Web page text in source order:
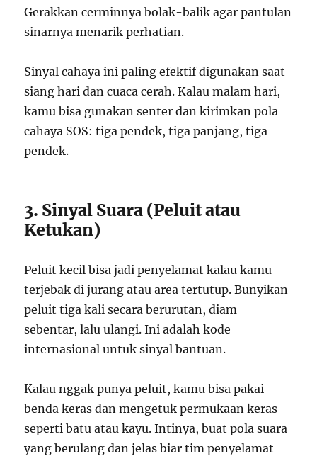
Gerakkan cerminnya bolak-balik agar pantulan
sinarnya menarik perhatian.
Sinyal cahaya ini paling efektif digunakan saat
siang hari dan cuaca cerah. Kalau malam hari,
kamu bisa gunakan senter dan kirimkan pola
cahaya SOS: tiga pendek, tiga panjang, tiga
pendek.
3. Sinyal Suara (Peluit atau
Ketukan)
Peluit kecil bisa jadi penyelamat kalau kamu
terjebak di jurang atau area tertutup. Bunyikan
peluit tiga kali secara berurutan, diam
sebentar, lalu ulangi. Ini adalah kode
internasional untuk sinyal bantuan.
Kalau nggak punya peluit, kamu bisa pakai
benda keras dan mengetuk permukaan keras
seperti batu atau kayu. Intinya, buat pola suara
yang berulang dan jelas biar tim penyelamat